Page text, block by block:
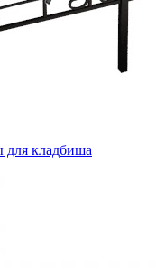
для кладбиша